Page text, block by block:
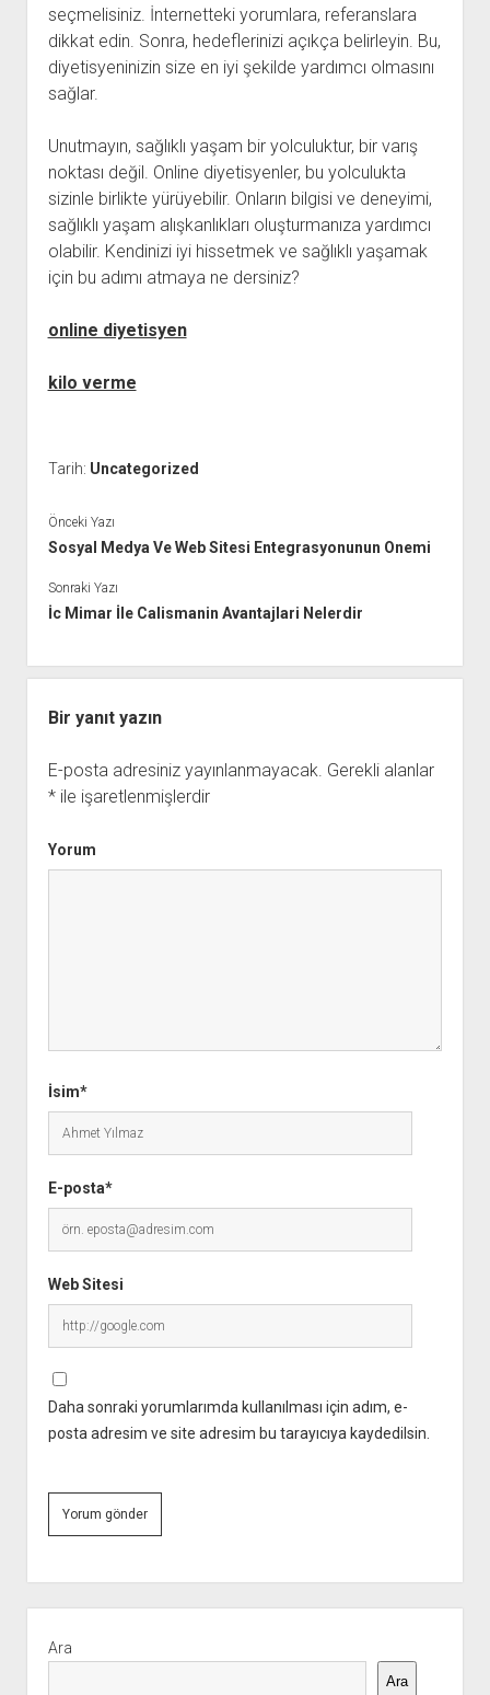
seçmelisiniz. İnternetteki yorumlara, referanslara
dikkat edin. Sonra, hedeflerinizi açıkça belirleyin. Bu,
diyetisyeninizin size en iyi şekilde yardımcı olmasını
sağlar.
Unutmayın, sağlıklı yaşam bir yolculuktur, bir varış
noktası değil. Online diyetisyenler, bu yolculukta
sizinle birlikte yürüyebilir. Onların bilgisi ve deneyimi,
sağlıklı yaşam alışkanlıkları oluşturmanıza yardımcı
olabilir. Kendinizi iyi hissetmek ve sağlıklı yaşamak
için bu adımı atmaya ne dersiniz?
online diyetisyen
kilo verme
Tarih: Uncategorized
Önceki Yazı
Sosyal Medya Ve Web Sitesi Entegrasyonunun Onemi
Sonraki Yazı
İc Mimar İle Calismanin Avantajlari Nelerdir
Bir yanıt yazın
E-posta adresiniz yayınlanmayacak. Gerekli alanlar
*ile işaretlenmişlerdir
Yorum
İsim*
E-posta*
Web Sitesi
Daha sonraki yorumlarımda kullanılması için adım, e-
posta adresim ve site adresim bu tarayıcıya kaydedilsin.
Menü
Ara
Ara